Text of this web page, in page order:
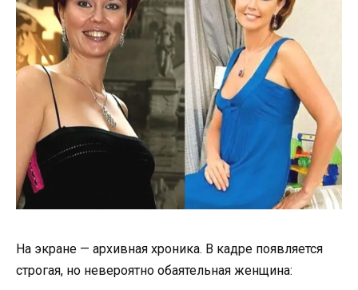
На экране — архивная хроника. В кадре появляется
строгая, но невероятно обаятельная женщина: